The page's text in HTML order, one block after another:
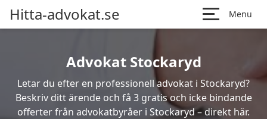
Hitta-advokat.se Menu
Advokat Stockaryd
Letar du efter en professionell advokat i Stockaryd?
Beskriv ditt ärende och få 3 gratis och icke bindande
offerter från advokatbyråer i Stockaryd – direkt här.